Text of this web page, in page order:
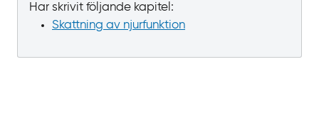
Har skrivit följande kapitel:
Skattning av njurfunktion